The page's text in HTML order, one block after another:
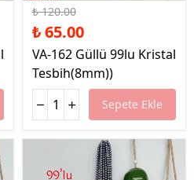
₺ 120.00
₺ 65.00
VA-162 Güllü 99lu Kristal
Tesbih(8mm))
Sepete Ekle